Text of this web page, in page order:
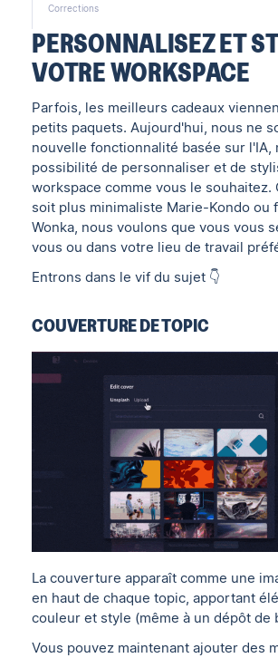
Corrections
PERSONNALISEZ ET
VOTRE WORKSPACE
Parfois, les meilleurs cadeaux
petits paquets. Aujourd'hui, nous ne
nouvelle fonctionnalité basée sur l'IA,
possibilité de personnaliser et de
workspace comme vous le souhaitez.
soit plus minimaliste Marie-Kondo ou
Wonka, nous voulons que vous vous
vous ou dans votre lieu de travail
Entrons dans le vif du sujet 👇
COUVERTURE DE TOPIC
La couverture apparaît comme une
en haut de chaque topic, apportant
couleur et style (même à un dépôt de
Vous pouvez maintenant ajouter des